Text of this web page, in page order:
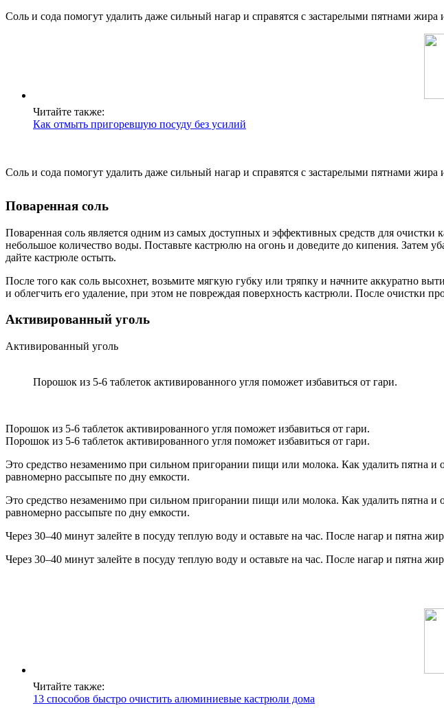
Соль и сода помогут удалить даже сильный нагар и справятся с застарелыми пятнами жира
Читайте также:
Как отмыть пригоревшую посуду без усилий
Соль и сода помогут удалить даже сильный нагар и справятся с застарелыми пятнами жира
Поваренная соль
Поваренная соль является одним из самых доступных и эффективных средств для
небольшое количество воды. Поставьте кастрюлю на огонь и доведите до кипения. Затем
дайте кастрюле остыть.
После того как соль высохнет, возьмите мягкую губку или тряпку и начните аккуратно
и облегчить его удаление, при этом не повреждая поверхность кастрюли. После очистки
Активированный уголь
Активированный уголь
Порошок из 5-6 таблеток активированного угля поможет избавиться от гари.
Порошок из 5-6 таблеток активированного угля поможет избавиться от гари.
Порошок из 5-6 таблеток активированного угля поможет избавиться от гари.
Это средство незаменимо при сильном пригорании пищи или молока. Как удалить пятна
равномерно рассыпьте по дну емкости.
Это средство незаменимо при сильном пригорании пищи или молока. Как удалить пятна
равномерно рассыпьте по дну емкости.
Через 30–40 минут залейте в посуду теплую воду и оставьте на час. После нагар и пятна
Через 30–40 минут залейте в посуду теплую воду и оставьте на час. После нагар и пятна
Читайте также:
13 способов быстро очистить алюминиевые кастрюли дома